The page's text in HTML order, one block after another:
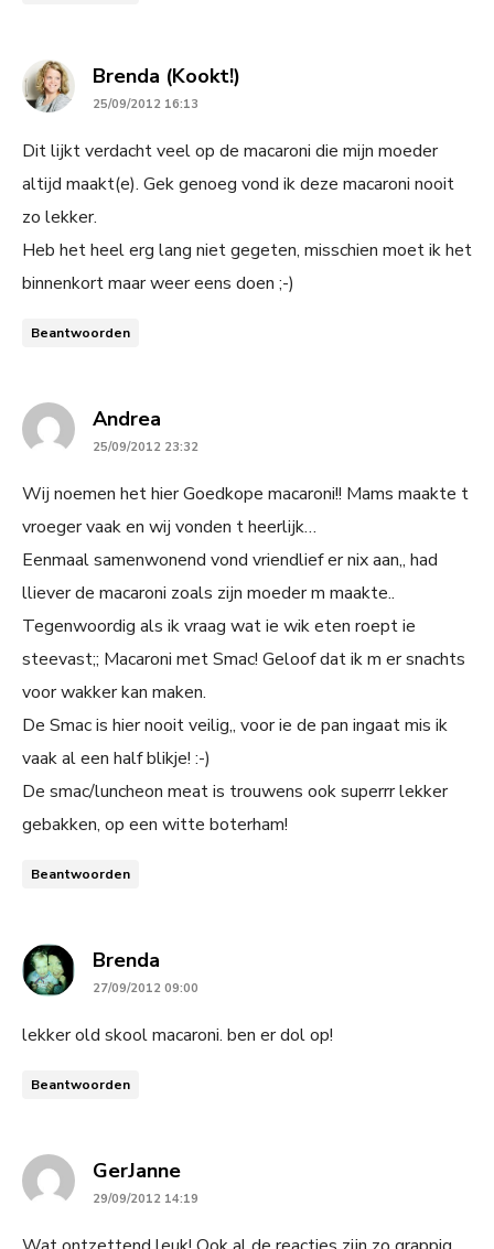
Brenda (Kookt!)
25/09/2012 16:13
Dit lijkt verdacht veel op de macaroni die mijn moeder
altijd maakt(e). Gek genoeg vond ik deze macaroni nooit
zo lekker.
Heb het heel erg lang niet gegeten, misschien moet ik het
binnenkort maar weer eens doen ;-)
Beantwoorden
Andrea
25/09/2012 23:32
Wij noemen het hier Goedkope macaroni!! Mams maakte t
vroeger vaak en wij vonden t heerlijk…
Eenmaal samenwonend vond vriendlief er nix aan,, had
lliever de macaroni zoals zijn moeder m maakte..
Tegenwoordig als ik vraag wat ie wik eten roept ie
steevast;; Macaroni met Smac! Geloof dat ik m er snachts
voor wakker kan maken.
De Smac is hier nooit veilig,, voor ie de pan ingaat mis ik
vaak al een half blikje! :-)
De smac/luncheon meat is trouwens ook superrr lekker
gebakken, op een witte boterham!
Beantwoorden
Brenda
27/09/2012 09:00
lekker old skool macaroni. ben er dol op!
Beantwoorden
GerJannesays:
29/09/2012 14:19